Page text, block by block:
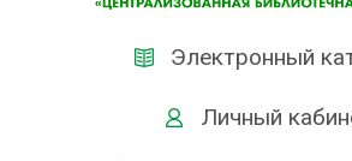
Электронный
Личный